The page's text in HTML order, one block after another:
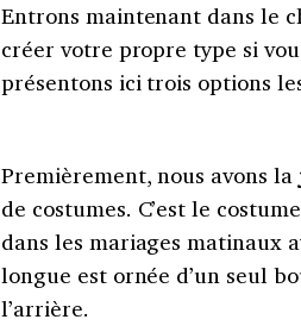
Entrons maintenant dans le
créer votre propre type si
présentons ici trois options
Premièrement, nous avons la
de costumes. C’est le
dans les mariages matinaux
longue est ornée d’un seul
l’arrière.